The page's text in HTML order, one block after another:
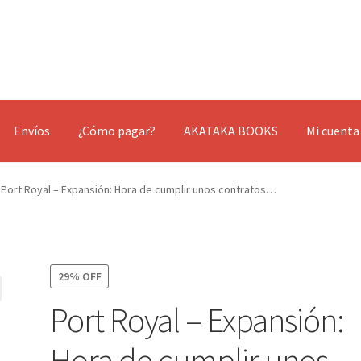
Envíos ¿Cómo pagar? AKATAKA BOOKS Mi cuenta
Port Royal – Expansión: Hora de cumplir unos contratos…
29% OFF
Port Royal – Expansión: